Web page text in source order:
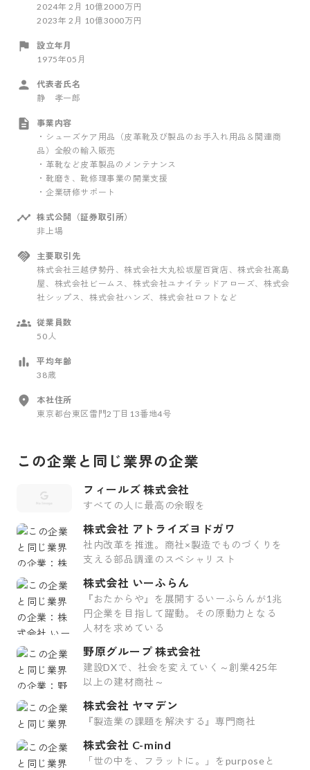
2024年 2 月 10億2000万円
2023年 2 月 10億3000万円
設立年月
1975年05月
代表者氏名
静 孝一郎
事業内容
・シューズケア用品（皮革靴及び製品のお手入れ用品＆関連商
品）全般の輸入販売
・革靴など皮革製品のメンテナンス
・靴磨き、靴修理事業の開業支援
・企業研修サポート
株式公開（証券取引所）
非上場
主要取引先
株式会社三越伊勢丹、株式会社大丸松坂屋百貨店、株式会社髙島
屋、株式会社ビームス、株式会社ユナイテッドアローズ、株式会
社シップス、株式会社ハンズ、株式会社ロフトなど
従業員数
50人
平均年齢
38歳
本社住所
東京都台東区雷門2丁目13番地4号
この企業と同じ業界の企業
フィールズ 株式会社
すべての人に最高の余暇を
株式会社 アトライズヨドガワ
社内改革を推進。商社×製造でものづくりを
支える部品調達のスペシャリスト
株式会社 いーふらん
『おたからや』を展開するいーふらんが1兆
円企業を目指して躍動。その原動力となる
人材を求めている
野原グループ 株式会社
建設DXで、社会を変えていく～創業425年
以上の建材商社～
株式会社 ヤマデン
『製造業の課題を解決する』専門商社
株式会社 C-mind
「世の中を、フラットに。」をpurposeと